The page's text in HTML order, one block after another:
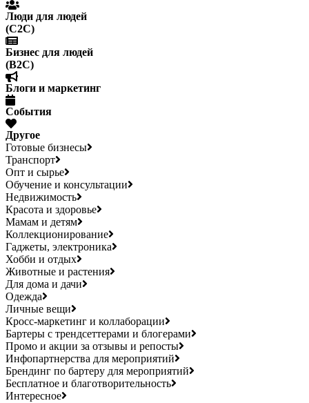
Люди для людей
(С2С)
Бизнес для людей
(B2C)
Блоги и маркетинг
События
Другое
Готовые бизнесы
Транспорт
Опт и сырье
Обучение и консультации
Недвижимость
Красота и здоровье
Мамам и детям
Коллекционирование
Гаджеты, электроника
Хобби и отдых
Животные и растения
Для дома и дачи
Одежда
Личные вещи
Кросс-маркетинг и коллаборации
Бартеры с трендсеттерами и блогерами
Промо и акции за отзывы и репосты
Инфопартнерства для мероприятий
Брендинг по бартеру для мероприятий
Бесплатное и благотворительность
Интересное